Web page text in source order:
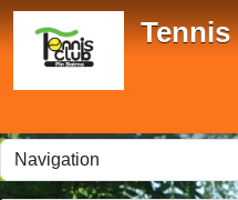
Panneau de gestion des